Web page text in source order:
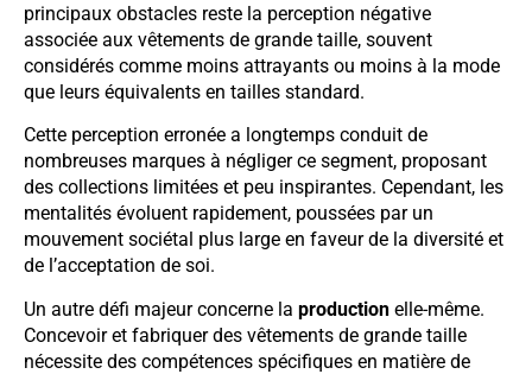
principaux obstacles reste la perception négative
associée aux vêtements de grande taille, souvent
considérés comme moins attrayants ou moins à la mode
que leurs équivalents en tailles standard.
Cette perception erronée a longtemps conduit de
nombreuses marques à négliger ce segment, proposant
des collections limitées et peu inspirantes. Cependant, les
mentalités évoluent rapidement, poussées par un
mouvement sociétal plus large en faveur de la diversité et
de l’acceptation de soi.
Un autre défi majeur concerne la production elle-même.
Concevoir et fabriquer des vêtements de grande taille
nécessite des compétences spécifiques en matière de